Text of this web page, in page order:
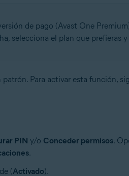
de pago (Avast One
selecciona el plan que prefieras
Para activar esta función,
PIN y/o Conceder permisos.
.
(Activado).